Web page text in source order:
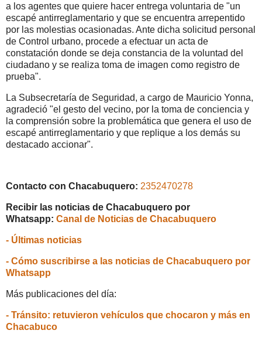
a los agentes que quiere hacer entrega voluntaria de "un
escapé antirreglamentario y que se encuentra arrepentido
por las molestias ocasionadas. Ante dicha solicitud personal
de Control urbano, procede a efectuar un acta de
constatación donde se deja constancia de la voluntad del
ciudadano y se realiza toma de imagen como registro de
prueba".
La Subsecretaría de Seguridad, a cargo de Mauricio Yonna,
agradeció "el gesto del vecino, por la toma de conciencia y
la comprensión sobre la problemática que genera el uso de
escapé antirreglamentario y que replique a los demás su
destacado accionar".
Contacto con Chacabuquero: 2352470278
Recibir las noticias de Chacabuquero por
Whatsapp: Canal de Noticias de Chacabuquero
- Últimas noticias
- Cómo suscribirse a las noticias de Chacabuquero por
Whatsapp
Más publicaciones del día:
- Tránsito: retuvieron vehículos que chocaron y más en
Chacabuco